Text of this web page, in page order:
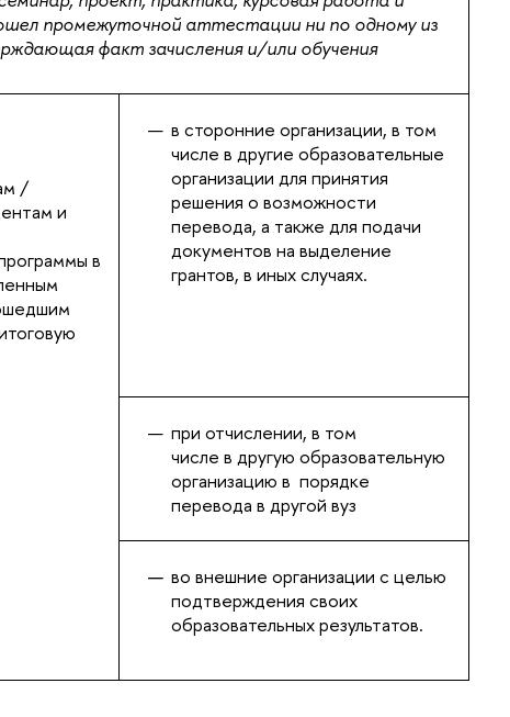
промежуточной аттестации ни по одному из
факт зачисления и/или обучения
/
и
в
в сторонние организации, в том
числе в другие образовательные
организации для принятия
решения о возможности
перевода, а также для подачи
документов на выделение
грантов, в иных случаях.
при отчислении, в том
числе в другую образовательную
организацию в порядке
перевода в другой вуз
во внешние организации с целью
подтверждения своих
образовательных результатов.